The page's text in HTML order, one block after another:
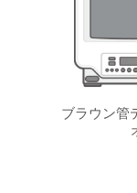
ブラウン管